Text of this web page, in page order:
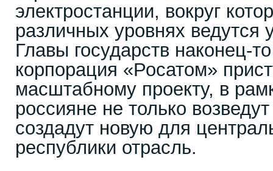
электростанции, вокруг
различных уровнях ведутся
Главы государств наконец-
корпорация «Росатом»
масштабному проекту, в
россияне не только
создадут новую для
республики отрасль.